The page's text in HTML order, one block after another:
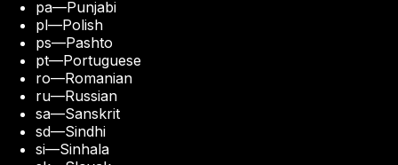
pa—Punjabi
pl—Polish
ps—Pashto
pt—Portuguese
ro—Romanian
ru—Russian
sa—Sanskrit
sd—Sindhi
si—Sinhala